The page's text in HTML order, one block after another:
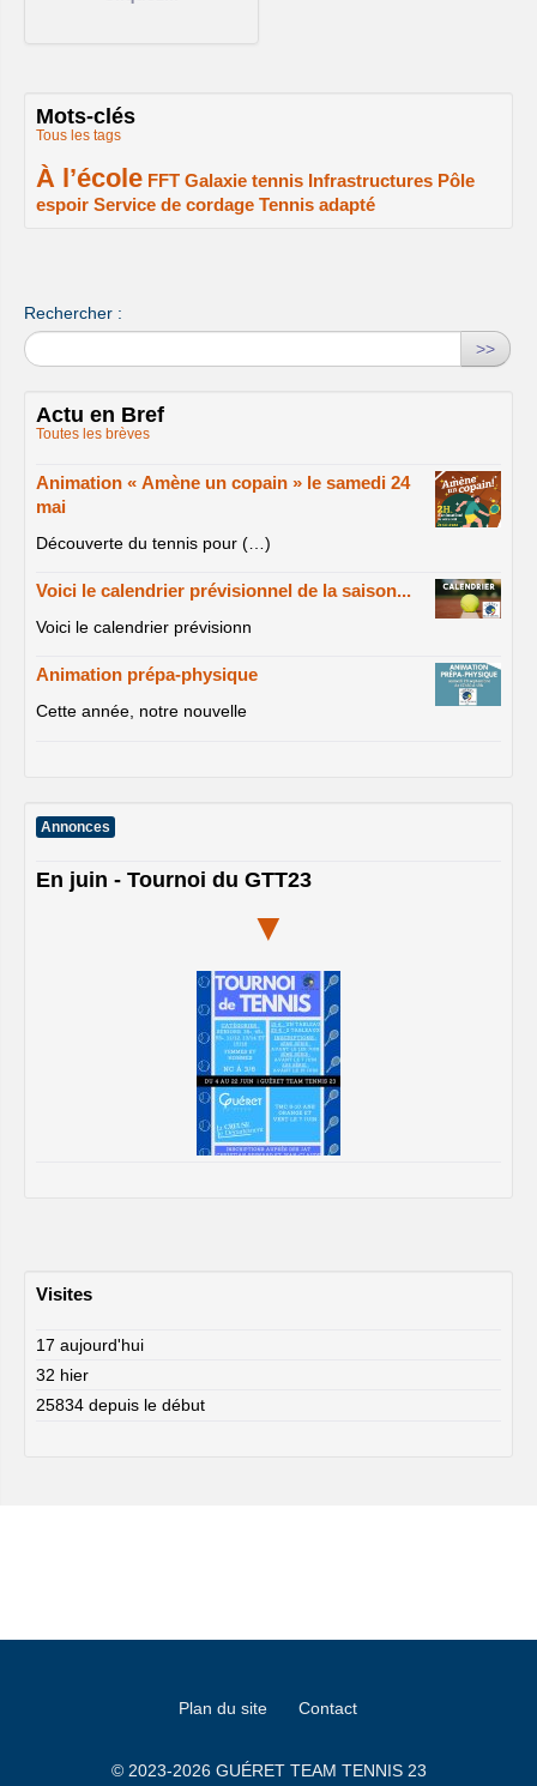
Mots-clés
Tous les tags
À l’école
2/2 FFT
1/2 Galaxie tennis
1/2 Infrastructures
1/2
Pôle
espoir
1/2 Service de cordage
1/2 Tennis adapté
1/2
Rechercher :
>>
Actu en Bref
Toutes les brèves
Animation « Amène un copain » le samedi 24
mai
Découverte du tennis pour (…)
Voici le calendrier prévisionnel de la saison...
Voici le calendrier prévisionn
Animation prépa-physique
Cette année, notre nouvelle
Annonces
En juin - Tournoi du GTT23
▼
Visites
17 aujourd'hui
32 hier
25834 depuis le début
Plan du site Contact
© 2023-2026 GUÉRET TEAM TENNIS 23